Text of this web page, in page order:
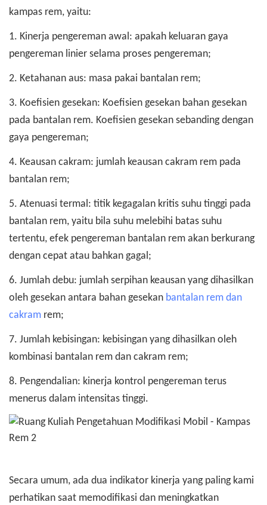
kampas rem, yaitu:
1. Kinerja pengereman awal: apakah keluaran gaya
pengereman linier selama proses pengereman;
2. Ketahanan aus: masa pakai bantalan rem;
3. Koefisien gesekan: Koefisien gesekan bahan gesekan
pada bantalan rem. Koefisien gesekan sebanding dengan
gaya pengereman;
4. Keausan cakram: jumlah keausan cakram rem pada
bantalan rem;
5. Atenuasi termal: titik kegagalan kritis suhu tinggi pada
bantalan rem, yaitu bila suhu melebihi batas suhu
tertentu, efek pengereman bantalan rem akan berkurang
dengan cepat atau bahkan gagal;
6. Jumlah debu: jumlah serpihan keausan yang dihasilkan
oleh gesekan antara bahan gesekan bantalan rem dan
cakram rem;
7. Jumlah kebisingan: kebisingan yang dihasilkan oleh
kombinasi bantalan rem dan cakram rem;
8. Pengendalian: kinerja kontrol pengereman terus
menerus dalam intensitas tinggi.
Secara umum, ada dua indikator kinerja yang paling kami
perhatikan saat memodifikasi dan meningkatkan